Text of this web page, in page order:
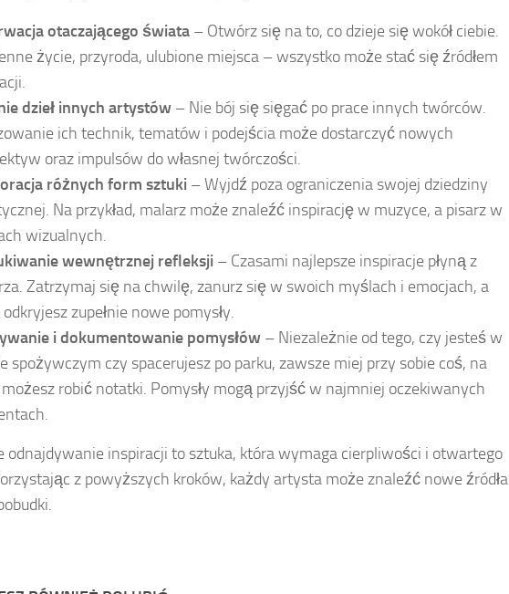
otaczającego świata – Otwórz się na to, co dzieje się wokół ciebie.
życie, przyroda, ulubione miejsca – wszystko może stać się źródłem
dzieł innych artystów – Nie bój się sięgać po prace innych twórców.
ich technik, tematów i podejścia może dostarczyć nowych
oraz impulsów do własnej twórczości.
różnych form sztuki – Wyjdź poza ograniczenia swojej dziedziny
Na przykład, malarz może znaleźć inspirację w muzyce, a pisarz w
wizualnych.
wewnętrznej refleksji – Czasami najlepsze inspiracje płyną z
Zatrzymaj się na chwilę, zanurz się w swoich myślach i emocjach, a
zupełnie nowe pomysły.
i dokumentowanie pomysłów – Niezależnie od tego, czy jesteś w
spożywczym czy spacerujesz po parku, zawsze miej przy sobie coś, na
robić notatki. Pomysły mogą przyjść w najmniej oczekiwanych
odnajdywanie inspiracji to sztuka, która wymaga cierpliwości i otwartego
z powyższych kroków, każdy artysta może znaleźć nowe źródła